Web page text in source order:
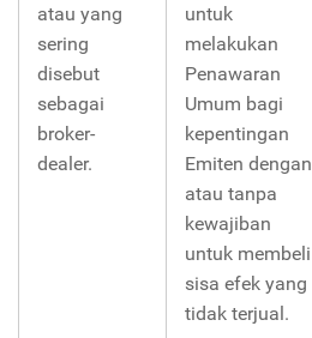
atau yang
sering
disebut
sebagai
broker-
dealer.
untuk
melakukan
Penawaran
Umum bagi
kepentingan
Emiten dengan
atau tanpa
kewajiban
untuk membeli
sisa efek yang
tidak terjual.